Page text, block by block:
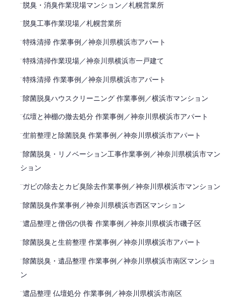
脱臭・消臭作業現場マンション／札幌営業所
脱臭工事作業現場／札幌営業所
特殊清掃 作業事例／神奈川県横浜市アパート
特殊清掃作業現場／神奈川県横浜市一戸建て
特殊清掃 作業事例／神奈川県横浜市アパート
除菌脱臭ハウスクリーニング 作業事例／横浜市マンション
仏壇と神棚の撤去処分 作業事例／神奈川県横浜市アパート
生前整理と除菌脱臭 作業事例／神奈川県横浜市アパート
除菌脱臭・リノベーション工事作業事例／神奈川県横浜市マン
ション
カビの除去とカビ臭除去作業事例／神奈川県横浜市マンション
除菌脱臭作業事例／神奈川県横浜市西区マンション
遺品整理と僧侶の供養 作業事例／神奈川県横浜市磯子区
除菌脱臭と生前整理 作業事例／神奈川県横浜市アパート
除菌脱臭・遺品整理 作業事例／神奈川県横浜市南区マンショ
ン
遺品整理 仏壇処分 作業事例／神奈川県横浜市南区